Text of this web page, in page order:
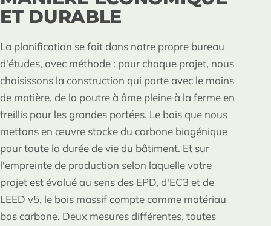
ET DURABLE
La planification se fait dans notre propre bureau
d'études, avec méthode : pour chaque projet, nous
choisissons la construction qui porte avec le moins
de matière, de la poutre à âme pleine à la ferme en
treillis pour les grandes portées. Le bois que nous
mettons en œuvre stocke du carbone biogénique
pour toute la durée de vie du bâtiment. Et sur
l'empreinte de production selon laquelle votre
projet est évalué au sens des EPD, d'EC3 et de
LEED v5, le bois massif compte comme matériau
bas carbone. Deux mesures différentes, toutes